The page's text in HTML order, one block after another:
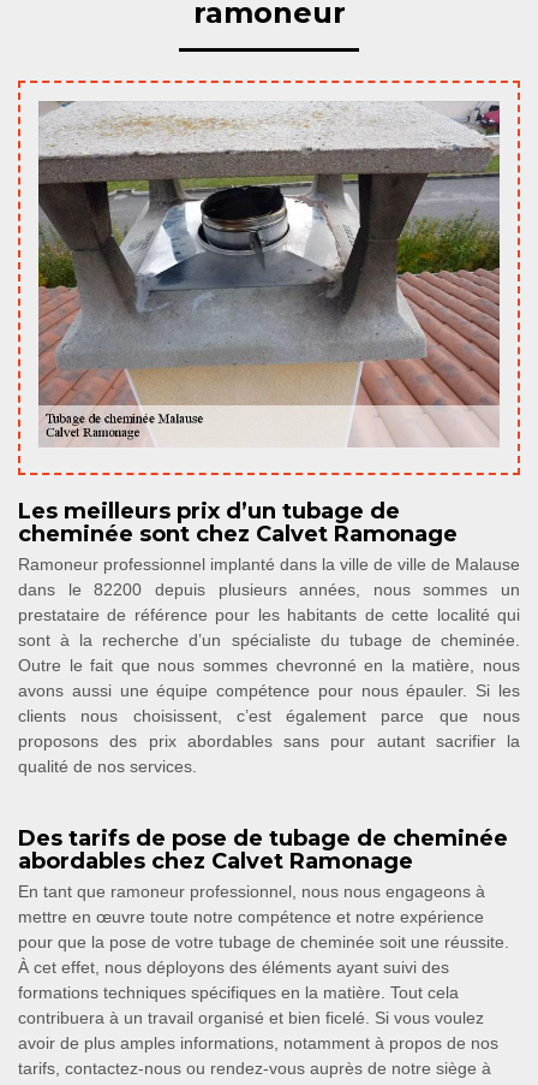
ramoneur
Les meilleurs prix d’un tubage de
cheminée sont chez Calvet Ramonage
Ramoneur professionnel implanté dans la ville de ville de Malause
dans le 82200 depuis plusieurs années, nous sommes un
prestataire de référence pour les habitants de cette localité qui
sont à la recherche d’un spécialiste du tubage de cheminée.
Outre le fait que nous sommes chevronné en la matière, nous
avons aussi une équipe compétence pour nous épauler. Si les
clients nous choisissent, c’est également parce que nous
proposons des prix abordables sans pour autant sacrifier la
qualité de nos services.
Des tarifs de pose de tubage de cheminée
abordables chez Calvet Ramonage
En tant que ramoneur professionnel, nous nous engageons à
mettre en œuvre toute notre compétence et notre expérience
pour que la pose de votre tubage de cheminée soit une réussite.
À cet effet, nous déployons des éléments ayant suivi des
formations techniques spécifiques en la matière. Tout cela
contribuera à un travail organisé et bien ficelé. Si vous voulez
avoir de plus amples informations, notamment à propos de nos
tarifs, contactez-nous ou rendez-vous auprès de notre siège à